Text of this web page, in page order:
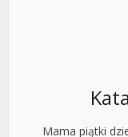
Mama piątki